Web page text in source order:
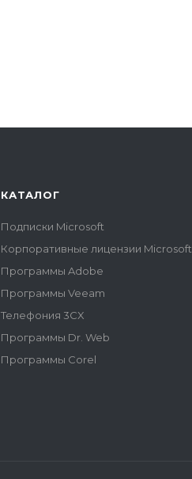
КАТАЛОГ
Подписки Microsoft
Корпоративные лицензии Microsoft
Программы Adobe
Программы Veeam
Телефония 3CX
Программы Dr. Web
Программы Corel